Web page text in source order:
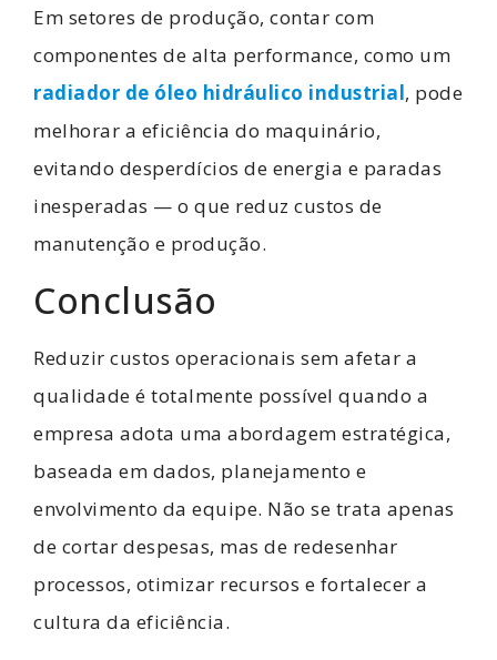
Em setores de produção, contar com
componentes de alta performance, como um
radiador de óleo hidráulico industrial, pode
melhorar a eficiência do maquinário,
evitando desperdícios de energia e paradas
inesperadas — o que reduz custos de
manutenção e produção.
Conclusão
Reduzir custos operacionais sem afetar a
qualidade é totalmente possível quando a
empresa adota uma abordagem estratégica,
baseada em dados, planejamento e
envolvimento da equipe. Não se trata apenas
de cortar despesas, mas de redesenhar
processos, otimizar recursos e fortalecer a
cultura da eficiência.